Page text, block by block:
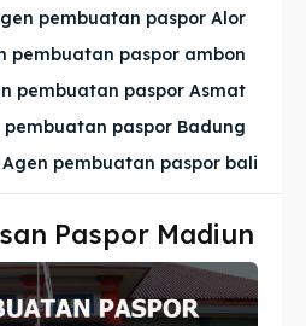
pembuatan paspor Alor
pembuatan paspor ambon
pembuatan paspor Asmat
pembuatan paspor Badung
Agen pembuatan paspor bali
Paspor Madiun